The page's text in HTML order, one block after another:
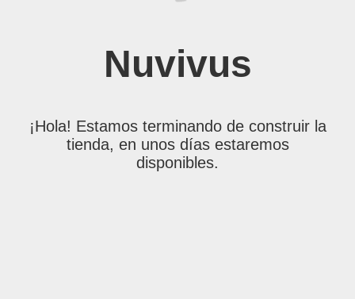
Nuvivus
¡Hola! Estamos terminando de construir la
tienda, en unos días estaremos
disponibles.